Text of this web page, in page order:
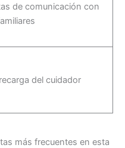
de comunicación con
del cuidador
más frecuentes en esta